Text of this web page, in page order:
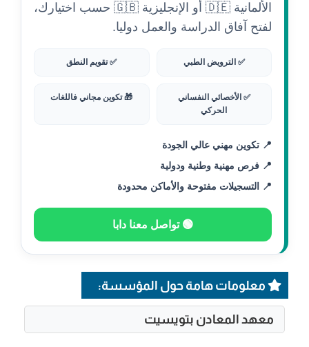
الألمانية 🇩🇪 أو الإنجليزية 🇬🇧 حسب اختيارك،
لفتح آفاق الدراسة والعمل دوليا.
✅ الترويض الطبي ✅ تقويم النطق
✅ الأخصائي النفساني
الحركي
🎁 تكوين مجاني فاللغات
📍 تكوين مهني عالي الجودة
📍 فرص مهنية وطنية ودولية
📍 التسجيلات مفتوحة والأماكن محدودة
🟢 تواصل معنا دابا
معلومات هامة حول المؤسسة:
معهد المعادن بتويسيت